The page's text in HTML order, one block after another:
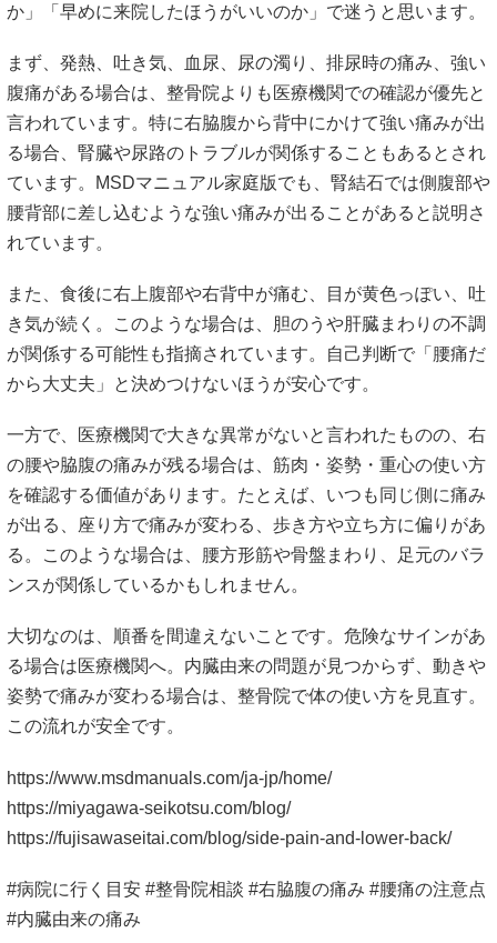
か」「早めに来院したほうがいいのか」で迷うと思います。
まず、発熱、吐き気、血尿、尿の濁り、排尿時の痛み、強い
腹痛がある場合は、整骨院よりも医療機関での確認が優先と
言われています。特に右脇腹から背中にかけて強い痛みが出
る場合、腎臓や尿路のトラブルが関係することもあるとされ
ています。MSDマニュアル家庭版でも、腎結石では側腹部や
腰背部に差し込むような強い痛みが出ることがあると説明さ
れています。
また、食後に右上腹部や右背中が痛む、目が黄色っぽい、吐
き気が続く。このような場合は、胆のうや肝臓まわりの不調
が関係する可能性も指摘されています。自己判断で「腰痛だ
から大丈夫」と決めつけないほうが安心です。
一方で、医療機関で大きな異常がないと言われたものの、右
の腰や脇腹の痛みが残る場合は、筋肉・姿勢・重心の使い方
を確認する価値があります。たとえば、いつも同じ側に痛み
が出る、座り方で痛みが変わる、歩き方や立ち方に偏りがあ
る。このような場合は、腰方形筋や骨盤まわり、足元のバラ
ンスが関係しているかもしれません。
大切なのは、順番を間違えないことです。危険なサインがあ
る場合は医療機関へ。内臓由来の問題が見つからず、動きや
姿勢で痛みが変わる場合は、整骨院で体の使い方を見直す。
この流れが安全です。
https://www.msdmanuals.com/ja-jp/home/
https://miyagawa-seikotsu.com/blog/
https://fujisawaseitai.com/blog/side-pain-and-lower-back/
#病院に行く目安 #整骨院相談 #右脇腹の痛み #腰痛の注意点
#内臓由来の痛み